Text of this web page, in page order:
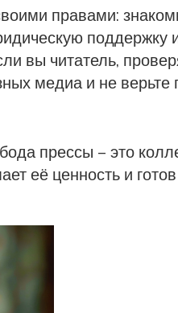
правами:
поддержку
вы читатель,
медиа и не верьте
прессы – это
её ценность и